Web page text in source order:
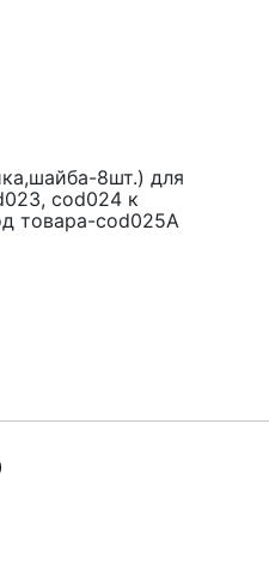
8шт.) для
cod024 к
товара-cod025A